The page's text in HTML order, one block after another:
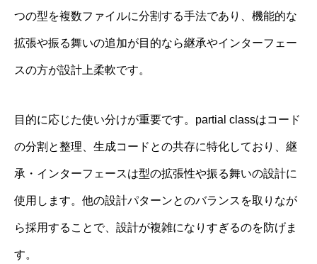
つの型を複数ファイルに分割する手法であり、機能的な
拡張や振る舞いの追加が目的なら継承やインターフェー
スの方が設計上柔軟です。
目的に応じた使い分けが重要です。partial classはコード
の分割と整理、生成コードとの共存に特化しており、継
承・インターフェースは型の拡張性や振る舞いの設計に
使用します。他の設計パターンとのバランスを取りなが
ら採用することで、設計が複雑になりすぎるのを防げま
す。